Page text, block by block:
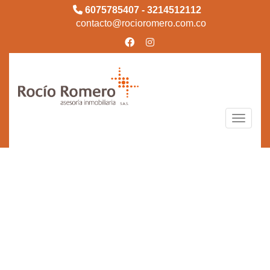
6075785407 - 3214512112
contacto@rocioromero.com.co
Toggle